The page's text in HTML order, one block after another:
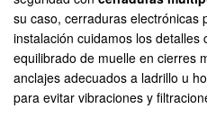
su caso, cerraduras electrónicas
instalación cuidamos los detalles
equilibrado de muelle en cierres
anclajes adecuados a ladrillo u
para evitar vibraciones y